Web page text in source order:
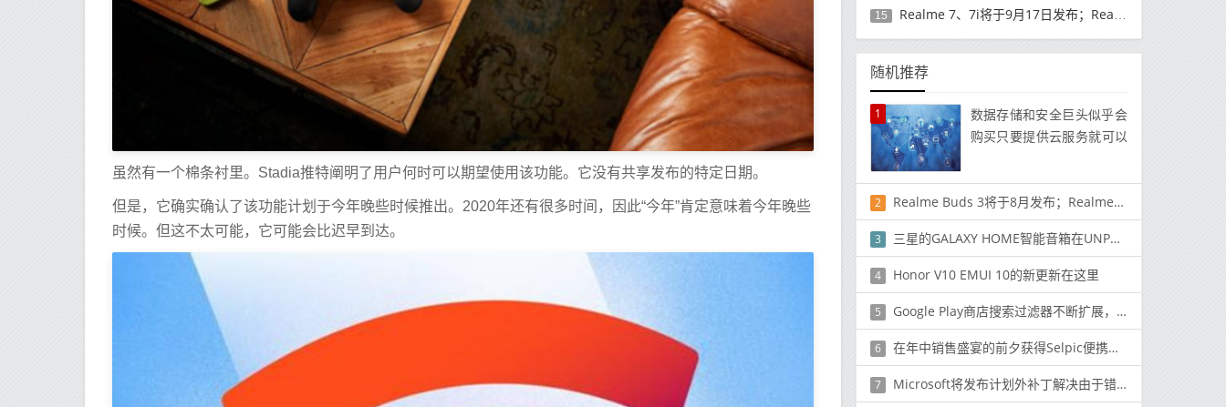
虽然有一个棉条衬里。Stadia推特阐明了用户何时可以期望使用该功能。它没有共享发布的特定日期。
但是，它确实确认了该功能计划于今年晚些时候推出。2020年还有很多时间，因此“今年”肯定意味着今年晚些
时候。但这不太可能，它可能会比迟早到达。
15 Realme 7、7i将于9月17日发布；Realme 7i的完整规格并导致泄漏
随机推荐
1
数据存储和安全巨头似乎会
购买只要提供云服务就可以
2 Realme Buds 3将于8月发布；Realme笔记本电脑即将推出：Madhav Sheth
3 三星的GALAXY HOME智能音箱在UNPACKED 2019上没有亮相
4 Honor V10 EMUI 10的新更新在这里
5 Google Play商店搜索过滤器不断扩展，可让您过滤热门和新应用
6 在年中销售盛宴的前夕获得Selpic便携式打印机30％的折扣
7 Microsoft将发布计划外补丁解决由于错误更新而导致的VPN连接问题